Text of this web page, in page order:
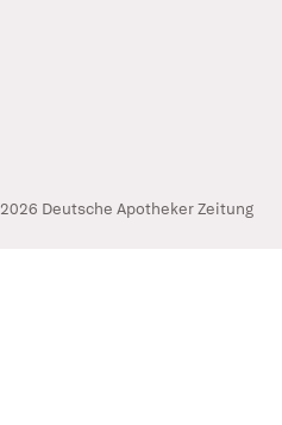
Deutsche Apotheker Zeitung